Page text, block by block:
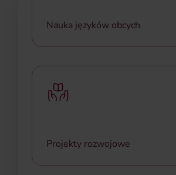
Nauka języków obcych
różnych poziomach zaawansowania, z
platformą.
Projekty rozwojowe